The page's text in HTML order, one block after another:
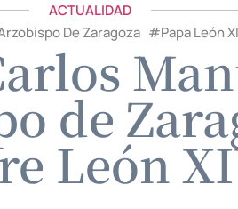
ACTUALIDAD
De Zaragoza#Papa León
de
León